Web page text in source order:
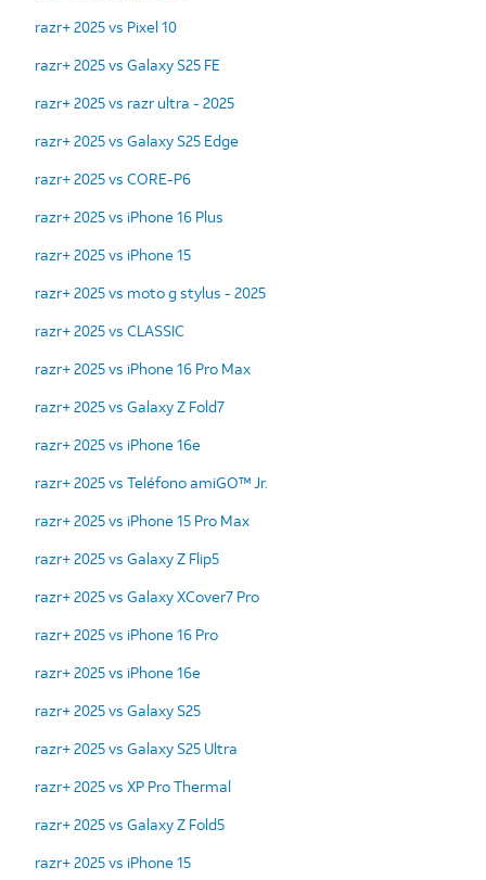
razr+ 2025 vs Pixel 10
razr+ 2025 vs Galaxy S25 FE
razr+ 2025 vs razr ultra - 2025
razr+ 2025 vs Galaxy S25 Edge
razr+ 2025 vs CORE-P6
razr+ 2025 vs iPhone 16 Plus
razr+ 2025 vs iPhone 15
razr+ 2025 vs moto g stylus - 2025
razr+ 2025 vs CLASSIC
razr+ 2025 vs iPhone 16 Pro Max
razr+ 2025 vs Galaxy Z Fold7
razr+ 2025 vs iPhone 16e
razr+ 2025 vs Teléfono amiGO™ Jr.
razr+ 2025 vs iPhone 15 Pro Max
razr+ 2025 vs Galaxy Z Flip5
razr+ 2025 vs Galaxy XCover7 Pro
razr+ 2025 vs iPhone 16 Pro
razr+ 2025 vs iPhone 16e
razr+ 2025 vs Galaxy S25
razr+ 2025 vs Galaxy S25 Ultra
razr+ 2025 vs XP Pro Thermal
razr+ 2025 vs Galaxy Z Fold5
razr+ 2025 vs iPhone 15